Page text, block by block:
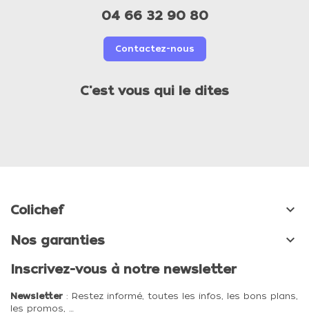
04 66 32 90 80
Contactez-nous
C'est vous qui le dites
Colichef 
Nos garanties 
Inscrivez-vous à notre newsletter
Newsletter : Restez informé, toutes les infos, les bons plans,
les promos, …